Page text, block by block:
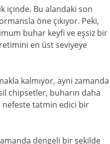
içinde. Bu alandaki son
öne çıkıyor. Peki,
buhar keyfi ve eşsiz bir
en üst seviyeye
kalmıyor, aynı zamanda
chipsetler, buharın daha
nefeste tatmin edici bir
dengeli bir şekilde